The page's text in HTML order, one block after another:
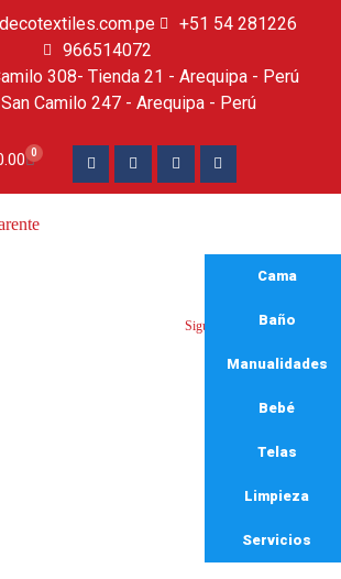
+51 54 281226
966514072
308- Tienda 21 - Arequipa - Perú
Camilo 247 - Arequipa - Perú​
0
Cama
Baño
Manualidades
Bebé
Telas
Limpieza
Servicios
Siguiente producto